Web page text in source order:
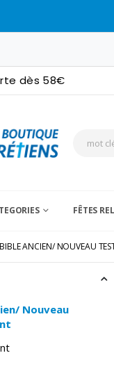
dès 58€
FÊTES
BIBLE ANCIEN/ NOUVEAU
Nouveau